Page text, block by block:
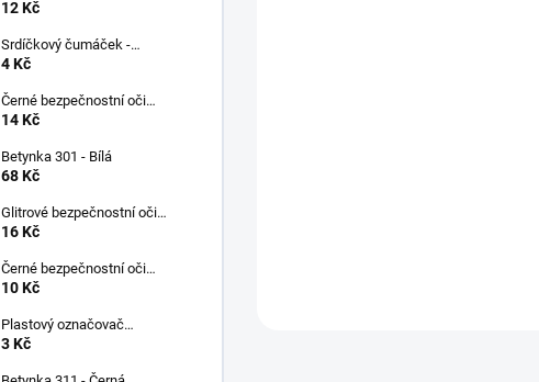
Ø12mm (pár)
12 Kč
Srdíčkový čumáček -
12x13mm
4 Kč
Černé bezpečnostní oči
Ø14mm (pár)
14 Kč
Betynka 301 - Bílá
68 Kč
Glitrové bezpečnostní oči
Ø10mm (Pár)
16 Kč
Černé bezpečnostní oči
Ø10mm (pár)
10 Kč
Plastový označovač
(markovátko)
3 Kč